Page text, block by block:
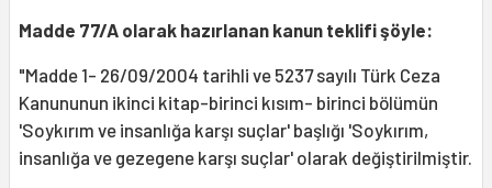
Madde 77/A olarak hazırlanan kanun teklifi şöyle:
"Madde 1- 26/09/2004 tarihli ve 5237 sayılı Türk Ceza
Kanununun ikinci kitap-birinci kısım- birinci bölümün
'Soykırım ve insanlığa karşı suçlar' başlığı 'Soykırım,
insanlığa ve gezegene karşı suçlar' olarak değiştirilmiştir.